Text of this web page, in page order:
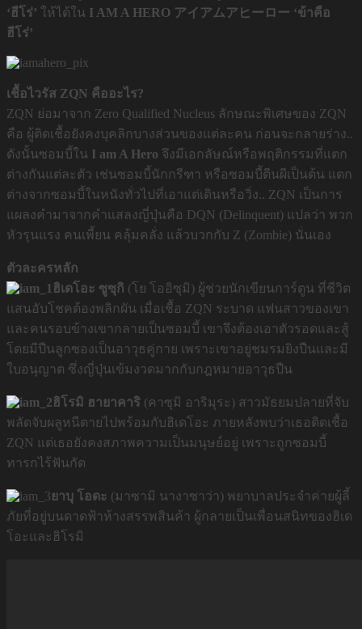
‘ฮีโร่’ ให้ได้ใน I AM A HERO アイアムアヒーロー ‘ข้าคือ
ฮีโร่’
เชื้อไวรัส ZQN คืออะไร?
ZQN ย่อมาจาก Zero Qualified Nucleus ลักษณะพิเศษของ ZQN
คือ ผู้ติดเชื้อยังคงบุคลิกบางส่วนของแต่ละคน ก่อนจะกลายร่าง..
ดังนั้นซอมบี้ใน I am A Hero จึงมีเอกลัษณ์หรือพฤติกรรมที่แตก
ต่างกันแต่ละตัว เช่นซอมบี้นักกรีฑา หรือซอมบี้ตีนผีเป็นต้น แตก
ต่างจากซอมบี้ในหนังทั่วไปที่เอาแต่เดินหรือวิ่ง.. ZQN เป็นการ
แผลงคำมาจากคำแสลงญี่ปุ่นคือ DQN (Delinquent) แปลว่า พวก
หัวรุนแรง คนเพี้ยน คลุ้มคลั่ง แล้วบวกกับ Z (Zombie) นั่นเอง
ตัวละครหลัก
ฮิเดโอะ ซูซุกิ (โย โออิซุมิ) ผู้ช่วยนักเขียนการ์ตูน ที่ชีวิต
แสนอับโชคต้องพลิกผัน เมื่อเชื้อ ZQN ระบาด แฟนสาวของเขา
และคนรอบข้างเขากลายเป็นซอมบี้ เขาจึงต้องเอาตัวรอดและสู้
โดยมีปืนลูกซองเป็นอาวุธคู่กาย เพราะเขาอยู่ชมรมยิงปืนและมี
ใบอนุญาต ซึ่งญี่ปุ่นเข้มงวดมากกับกฎหมายอาวุธปืน
ฮิโรมิ ฮายาคาริ (คาซุมิ อาริมุระ) สาวมัธยมปลายที่จับ
พลัดจับผลูหนีตายไปพร้อมกับฮิเดโอะ ภายหลังพบว่าเธอติดเชื้อ
ZQN แต่เธอยังคงสภาพความเป็นมนุษย์อยู่ เพราะถูกซอมบี้
ทารกไร้ฟันกัด
ยาบุ โอดะ (มาซามิ นางาซาว่า) พยาบาลประจำค่ายผู้ลี้
ภัยที่อยู่บนดาดฟ้าห้างสรรพสินค้า ผู้กลายเป็นเพื่อนสนิทของฮิเด
โอะและฮิโรมิ